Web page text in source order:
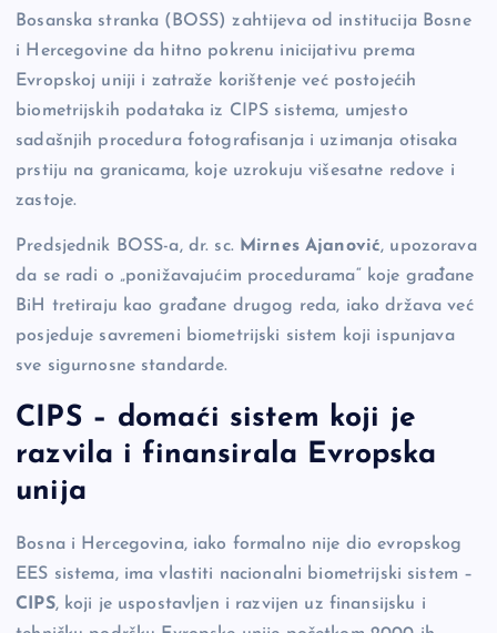
Bosanska stranka (BOSS) zahtijeva od institucija Bosne
i Hercegovine da hitno pokrenu inicijativu prema
Evropskoj uniji i zatraže korištenje već postojećih
biometrijskih podataka iz CIPS sistema, umjesto
sadašnjih procedura fotografisanja i uzimanja otisaka
prstiju na granicama, koje uzrokuju višesatne redove i
zastoje.
Predsjednik BOSS-a, dr. sc. Mirnes Ajanović, upozorava
da se radi o „ponižavajućim procedurama“ koje građane
BiH tretiraju kao građane drugog reda, iako država već
posjeduje savremeni biometrijski sistem koji ispunjava
sve sigurnosne standarde.
CIPS – domaći sistem koji je
razvila i finansirala Evropska
unija
Bosna i Hercegovina, iako formalno nije dio evropskog
EES sistema, ima vlastiti nacionalni biometrijski sistem –
CIPS, koji je uspostavljen i razvijen uz finansijsku i